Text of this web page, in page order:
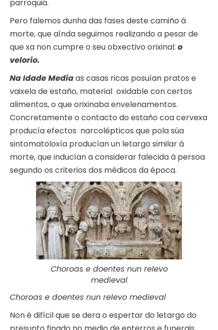
parroquia.
Pero falemos dunha das fases deste camiño á
morte, que aínda seguimos realizando a pesar de
que xa non cumpre o seu obxectivo orixinal: o
velorio.
Na Idade Mediaas casas ricas posuían pratos e
vaixela de estaño, material oxidable con certos
alimentos, o que orixinaba envelenamentos.
Concretamente o contacto do estaño coa cervexa
producía efectos narcolépticos que pola súa
sintomatoloxía producían un letargo similar á
morte, que inducían a considerar falecida á persoa
segundo os criterios dos médicos da época.
Choroas e doentes nun relevo
medieval
Choroas e doentes nun relevo medieval
Non é difícil que se dera o espertar do letargo do